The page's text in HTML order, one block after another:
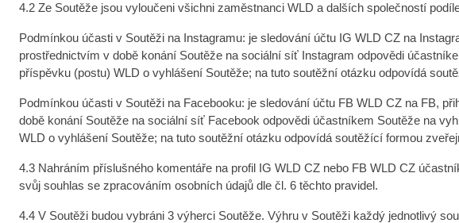
4.2 Ze Soutěže jsou vyloučeni všichni zaměstnanci WLD a dalších společností
Podmínkou účasti v Soutěži na Instagramu: je sledování účtu IG WLD CZ na
prostřednictvím v době konání Soutěže na sociální síť Instagram odpovědi
příspěvku (postu) WLD o vyhlášení Soutěže; na tuto soutěžní otázku odpovídá
Podmínkou účasti v Soutěži na Facebooku: je sledování účtu FB WLD CZ na FB,
době konání Soutěže na sociální síť Facebook odpovědi účastníkem Soutěže na
WLD o vyhlášení Soutěže; na tuto soutěžní otázku odpovídá soutěžící formou
4.3 Nahráním příslušného komentáře na profil IG WLD CZ nebo FB WLD CZ
svůj souhlas se zpracováním osobních údajů dle čl. 6 těchto pravidel.
4.4 V Soutěži budou vybráni 3 výherci Soutěže. Výhru v Soutěži každý jednotlivý